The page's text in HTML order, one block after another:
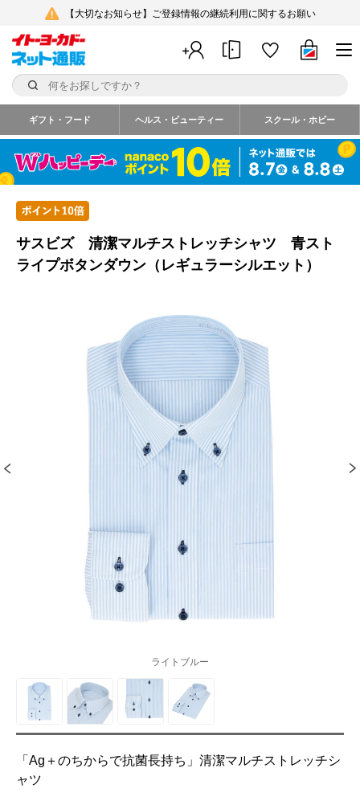
【大切なお知らせ】ご登録情報の継続利用に関するお願い
ギフト・フード ヘルス・ビューティー スクール・ホビー
サスビズ 清潔マルチストレッチシャツ 青スト
ライプボタンダウン（レギュラーシルエット）
ライトブルー
「Ag＋のちからで抗菌長持ち」清潔マルチストレッチシ
ャツ